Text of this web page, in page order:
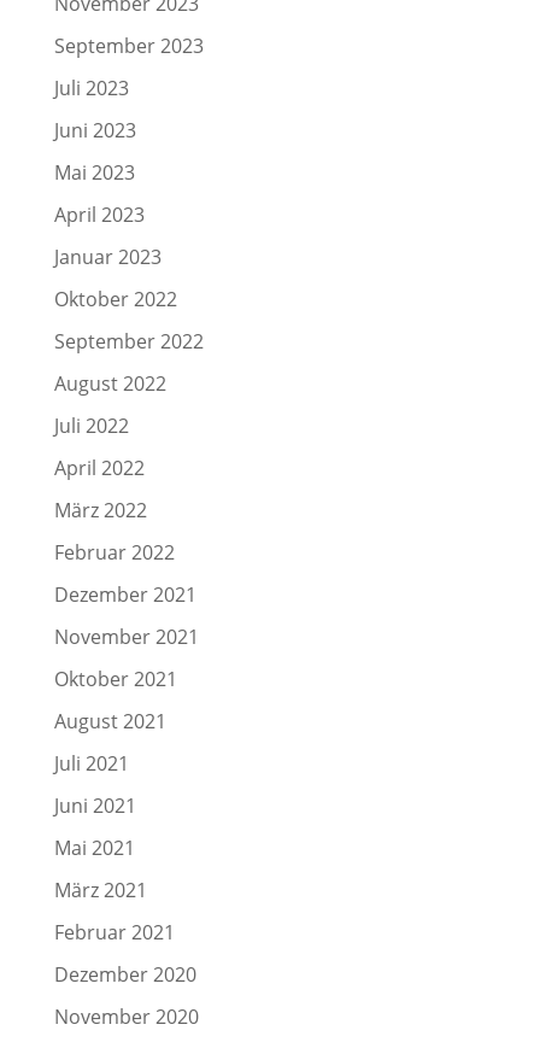
September 2023
Juli 2023
Juni 2023
Mai 2023
April 2023
Januar 2023
Oktober 2022
September 2022
August 2022
Juli 2022
April 2022
März 2022
Februar 2022
Dezember 2021
November 2021
Oktober 2021
August 2021
Juli 2021
Juni 2021
Mai 2021
März 2021
Februar 2021
Dezember 2020
November 2020